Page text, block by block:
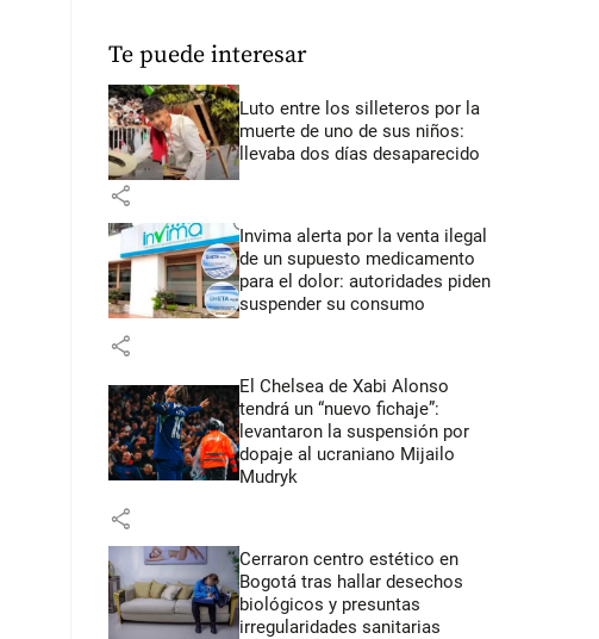
Te puede interesar
Luto entre los silleteros por la
muerte de uno de sus niños:
llevaba dos días desaparecido
share
Invima alerta por la venta ilegal
de un supuesto medicamento
para el dolor: autoridades piden
suspender su consumo
share
El Chelsea de Xabi Alonso
tendrá un “nuevo fichaje”:
levantaron la suspensión por
dopaje al ucraniano Mijailo
Mudryk
share
Cerraron centro estético en
Bogotá tras hallar desechos
biológicos y presuntas
irregularidades sanitarias